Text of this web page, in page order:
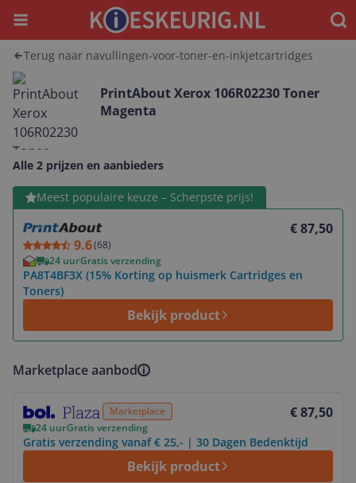
Menu
Terug naar navullingen-voor-toner-en-inkjetcartridges
PrintAbout Xerox 106R02230 Toner
Magenta
Alle 2 prijzen en aanbieders
Meest populaire keuze – Scherpste prijs!
9.6(68)
€ 87,50
24 uurGratis verzending
PA8T4BF3X (15% Korting op huismerk Cartridges en
Toners)
Bekijk product
Bekijk product
Marketplace aanbod
Marketplace € 87,50
24 uurGratis verzending
Gratis verzending vanaf € 25,- | 30 Dagen Bedenktijd
Bekijk product